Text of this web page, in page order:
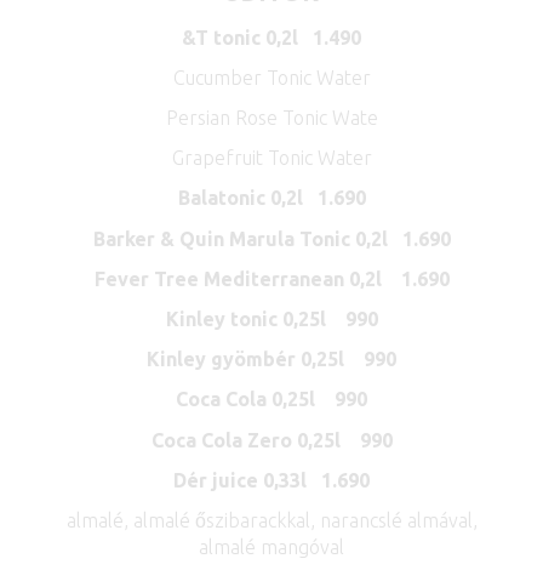
&T tonic 0,2l 1.490
Cucumber Tonic Water
Persian Rose Tonic Wate
Grapefruit Tonic Water
Balatonic 0,2l 1.690
Barker & Quin Marula Tonic 0,2l 1.690
Fever Tree Mediterranean 0,2l 1.690
Kinley tonic 0,25l 990
Kinley gyömbér 0,25l 990
Coca Cola 0,25l 990
Coca Cola Zero 0,25l 990
Dér juice 0,33l 1.690
almalé, almalé őszibarackkal, narancslé almával,
almalé mangóval